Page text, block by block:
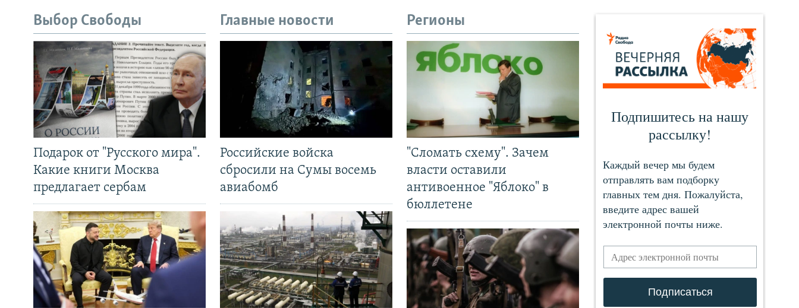
Выбор Свободы
Подарок от "Русского мира".
Какие книги Москва
предлагает сербам
Главные новости
Российские войска
сбросили на Сумы восемь
авиабомб
Регионы
"Сломать схему". Зачем
власти оставили
антивоенное "Яблоко" в
бюллетене